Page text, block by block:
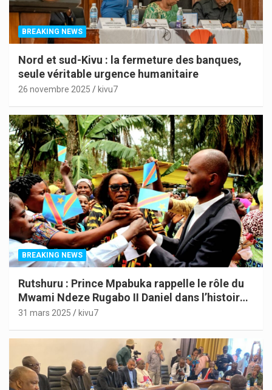
BREAKING NEWS
Nord et sud-Kivu : la fermeture des banques,
seule véritable urgence humanitaire
26 novembre 2025 kivu7
BREAKING NEWS
Rutshuru : Prince Mpabuka rappelle le rôle du
Mwami Ndeze Rugabo II Daniel dans l’histoire
de l’Indépendance du Congo
31 mars 2025 kivu7